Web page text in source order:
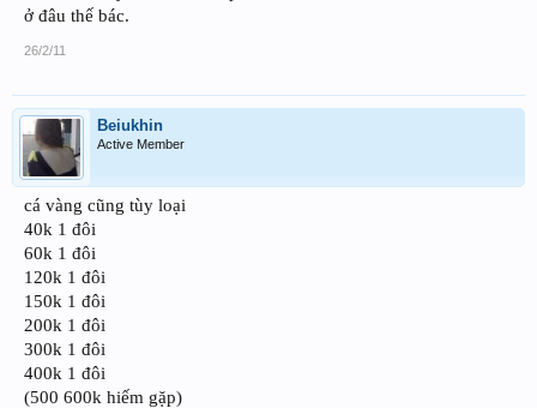
ở đâu thế bác.
26/2/11
Beiukhin
Active Member
cá vàng cũng tùy loại
40k 1 đôi
60k 1 đôi
120k 1 đôi
150k 1 đôi
200k 1 đôi
300k 1 đôi
400k 1 đôi
(500 600k hiếm gặp)